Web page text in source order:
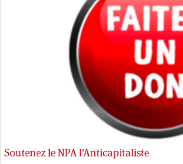
Soutenez le NPA l'Anticapitaliste